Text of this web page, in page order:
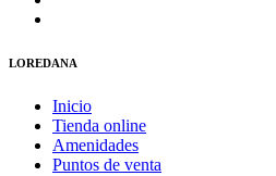
LOREDANA
Inicio
Tienda online
Amenidades
Puntos de venta